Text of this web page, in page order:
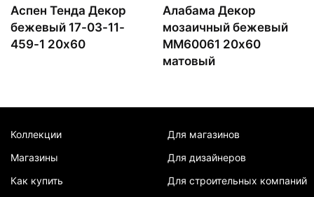
Аспен Тенда Декор
бежевый 17-03-11-
459-1 20х60
Алабама Декор
мозаичный бежевый
ММ60061 20х60
матовый
Коллекции
Магазины
Как купить
Для магазинов
Для дизайнеров
Для строительных компаний